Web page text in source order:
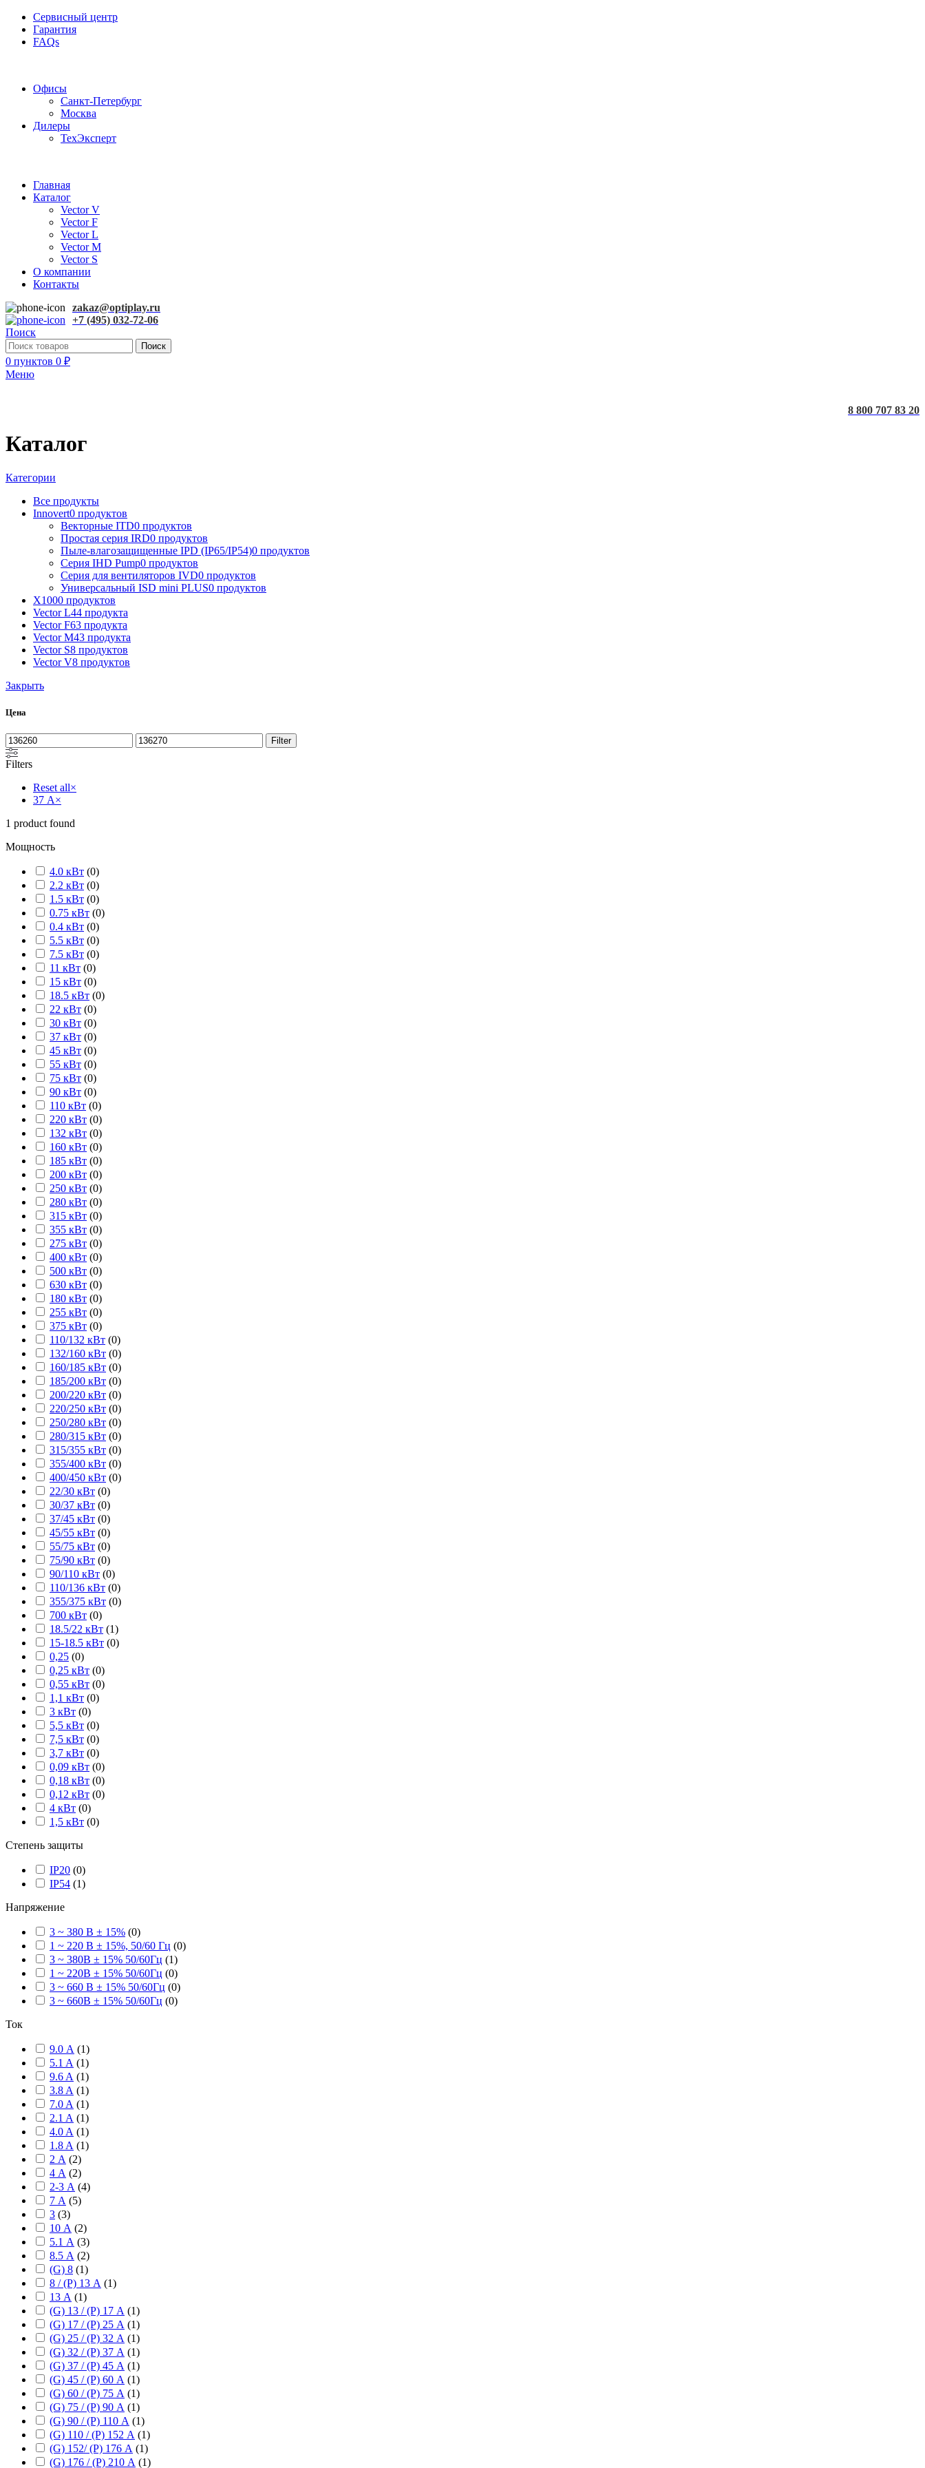
Сервисный центр
Гарантия
FAQs
Офисы
Санкт-Петербург
Москва
Дилеры
ТехЭксперт
Главная
Каталог
Vector V
Vector F
Vector L
Vector M
Vector S
О компании
Контакты
zakaz@optiplay.ru
+7 (495) 032-72-06
Поиск
Поиск
0 пунктов 0 ₽
Меню
8 800 707 83 20
Каталог
Категории
Все продукты
Innovert0 продуктов
Векторные ITD0 продуктов
Простая серия IRD0 продуктов
Пыле-влагозащищенные IPD (IP65/IP54)0 продуктов
Серия IHD Pump0 продуктов
Серия для вентиляторов IVD0 продуктов
Универсальный ISD mini PLUS0 продуктов
X1000 продуктов
Vector L44 продукта
Vector F63 продукта
Vector M43 продукта
Vector S8 продуктов
Vector V8 продуктов
Закрыть
Цена
Filter
Filters
Reset all×
37 А×
1 product found
Мощность
4.0 кВт (0)
2.2 кВт (0)
1.5 кВт (0)
0.75 кВт (0)
0.4 кВт (0)
5.5 кВт (0)
7.5 кВт (0)
11 кВт (0)
15 кВт (0)
18.5 кВт (0)
22 кВт (0)
30 кВт (0)
37 кВт (0)
45 кВт (0)
55 кВт (0)
75 кВт (0)
90 кВт (0)
110 кВт (0)
220 кВт (0)
132 кВт (0)
160 кВт (0)
185 кВт (0)
200 кВт (0)
250 кВт (0)
280 кВт (0)
315 кВт (0)
355 кВт (0)
275 кВт (0)
400 кВт (0)
500 кВт (0)
630 кВт (0)
180 кВт (0)
255 кВт (0)
375 кВт (0)
110/132 кВт (0)
132/160 кВт (0)
160/185 кВт (0)
185/200 кВт (0)
200/220 кВт (0)
220/250 кВт (0)
250/280 кВт (0)
280/315 кВт (0)
315/355 кВт (0)
355/400 кВт (0)
400/450 кВт (0)
22/30 кВт (0)
30/37 кВт (0)
37/45 кВт (0)
45/55 кВт (0)
55/75 кВт (0)
75/90 кВт (0)
90/110 кВт (0)
110/136 кВт (0)
355/375 кВт (0)
700 кВт (0)
18.5/22 кВт (1)
15-18.5 кВт (0)
0,25 (0)
0,25 кВт (0)
0,55 кВт (0)
1,1 кВт (0)
3 кВт (0)
5,5 кВт (0)
7,5 кВт (0)
3,7 кВт (0)
0,09 кВт (0)
0,18 кВт (0)
0,12 кВт (0)
4 кВт (0)
1,5 кВт (0)
Степень защиты
IP20 (0)
IP54 (1)
Напряжение
3 ~ 380 В ± 15% (0)
1 ~ 220 В ± 15%, 50/60 Гц (0)
3 ~ 380В ± 15% 50/60Гц (1)
1 ~ 220В ± 15% 50/60Гц (0)
3 ~ 660 В ± 15% 50/60Гц (0)
3 ~ 660В ± 15% 50/60Гц (0)
Ток
9.0 А (1)
5.1 A (1)
9.6 A (1)
3.8 A (1)
7.0 A (1)
2.1 A (1)
4.0 A (1)
1.8 A (1)
2 А (2)
4 А (2)
2-3 А (4)
7 А (5)
3 (3)
10 А (2)
5.1 А (3)
8.5 А (2)
(G) 8 (1)
8 / (P) 13 А (1)
13 А (1)
(G) 13 / (P) 17 А (1)
(G) 17 / (P) 25 А (1)
(G) 25 / (P) 32 А (1)
(G) 32 / (P) 37 А (1)
(G) 37 / (P) 45 А (1)
(G) 45 / (P) 60 А (1)
(G) 60 / (P) 75 А (1)
(G) 75 / (P) 90 А (1)
(G) 90 / (P) 110 А (1)
(G) 110 / (P) 152 А (1)
(G) 152/ (P) 176 А (1)
(G) 176 / (P) 210 А (1)